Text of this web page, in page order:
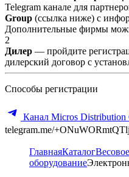
Telegram канале для
Group (ссылка ниже) с
Дополнительные фирмы
2
Дилер — пройдите
дилерский договор с
Способы регистрации
Канал Micros Distribution
telegram.me/
ГлавнаяКаталог
оборудование